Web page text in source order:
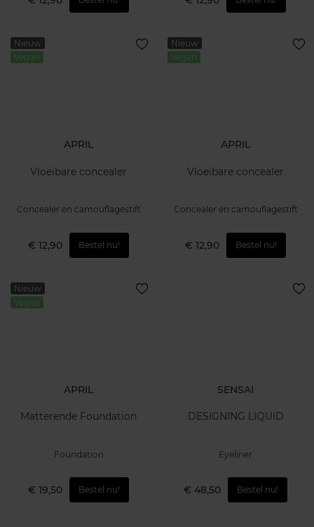
Nieuw
Vegan
APRIL
Vloeibare concealer
Concealer en camouflagestift
€ 12,90 Bestel nu!
Nieuw
Vegan
APRIL
Vloeibare concealer
Concealer en camouflagestift
€ 12,90 Bestel nu!
Nieuw
Vegan
APRIL
Matterende Foundation
Foundation
€ 19,50 Bestel nu!
SENSAI
DESIGNING LIQUID
Eyeliner
€ 48,50 Bestel nu!